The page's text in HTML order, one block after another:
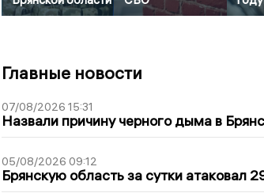
Главные новости
07/08/2026 15:31
Назвали причину черного дыма в
05/08/2026 09:12
Брянскую область за сутки атаковал